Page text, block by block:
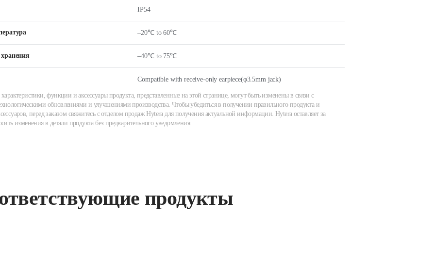
IP54
–20℃ to 60℃
–40℃ to 75℃
Compatible with receive-only earpiece(φ3.5mm jack)
функции и аксессуары продукта, представленные на этой странице, могут быть изменены в связи с
обновлениями и улучшениями производства. Чтобы убедиться в получении правильного продукта и
перед заказом свяжитесь с отделом продаж Hytera для получения актуальной информации. Hytera оставляет за
изменения в детали продукта без предварительного уведомления.
продукты